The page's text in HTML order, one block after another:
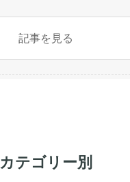
記事を見る
カテゴリー別